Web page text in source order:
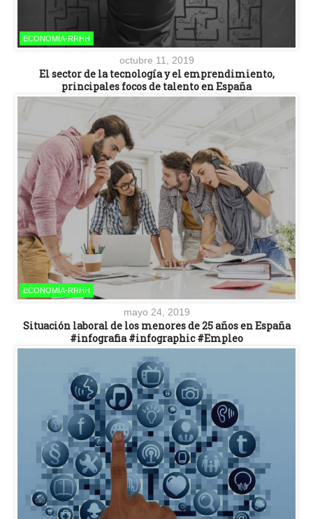
ECONOMÍA-RRHH
octubre 11, 2019
El sector de la tecnología y el emprendimiento,
principales focos de talento en España
ECONOMÍA-RRHH
mayo 24, 2019
Situación laboral de los menores de 25 años en España
#infografia #infographic #Empleo